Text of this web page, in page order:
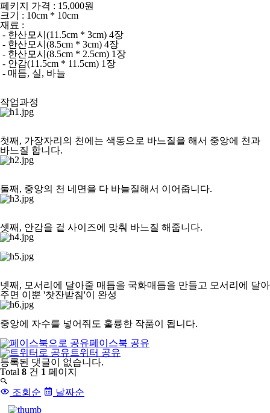
페키지 가격 : 15,000원
크기 : 10cm * 10cm
재료 :
- 한산모시(11.5cm * 3cm) 4장
- 한산모시(8.5cm * 3cm) 4장
- 한산모시(8.5cm * 2.5cm) 1장
- 안감(11.5cm * 11.5cm) 1장
- 매듭, 실, 바늘
작업과정
첫째, 가장자리의 천에는 색동으로 바느질을 해서 중앙에 천과
바느질 합니다.
둘째, 중앙의 천 네면을 다 바늘질해서 이어줍니다.
셋째, 안감을 겉 사이즈에 맞춰 바느질 해줍니다.
넷째, 모서리에 달아줄 매듭을 국화매듭을 만들고 모서리에 달아
주면 이뿐 '찻잔받침'이 완성
중앙에 자수를 넣어줘도 훌륭한 작품이 됩니다.
페이스북 공유
트위터 공유
댓
글
목
록
등록된 댓글이 없습니다.
Total 8 건 1 페이지
조회순
날짜순